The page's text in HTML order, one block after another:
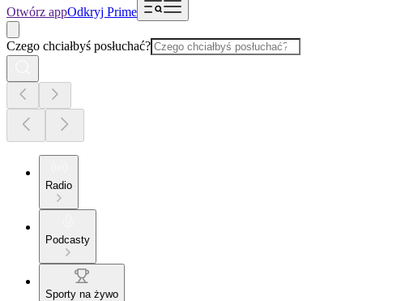
Otwórz appOdkryj Prime
Czego chciałbyś posłuchać?
Radio
Podcasty
Sporty na żywo